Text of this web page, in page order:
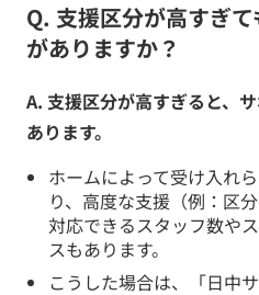
Q. 支援区分が高すぎ
がありますか？
A. 支援区分が高すぎると、
あります。
ホームによって受け入れ
り、高度な支援（例：区
対応できるスタッフ数や
スもあります。
こうした場合は、「日中